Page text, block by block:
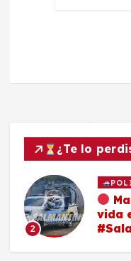
¿Te lo
2
vida